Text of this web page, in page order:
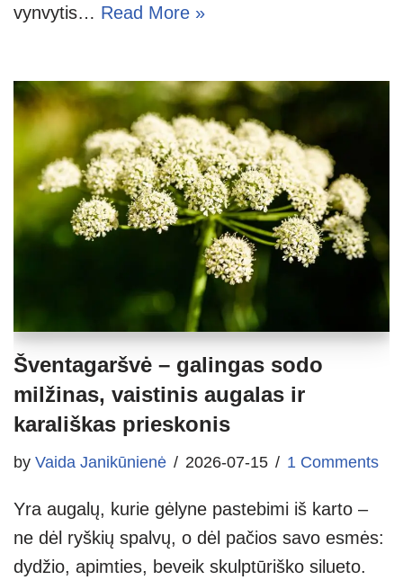
vynvytis… Read More »
Šventagaršvė – galingas sodo
milžinas, vaistinis augalas ir
karališkas prieskonis
by Vaida Janikūnienė 2026-07-15 1 Comments
Yra augalų, kurie gėlyne pastebimi iš karto –
ne dėl ryškių spalvų, o dėl pačios savo esmės:
dydžio, apimties, beveik skulptūriško silueto.